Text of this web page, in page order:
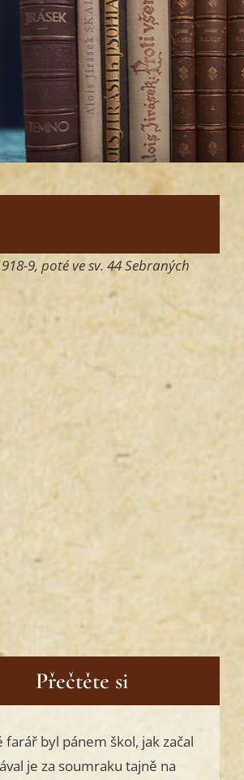
9, poté ve sv. 44 Sebraných
Přečtěte si
byl pánem škol, jak začal
je za soumraku tajně na